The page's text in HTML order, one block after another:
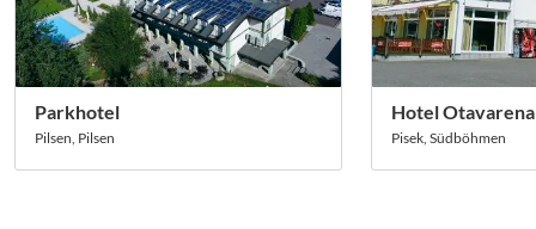
Parkhotel
Pilsen, Pilsen
Hotel Otavarena
Pisek, Südböhmen